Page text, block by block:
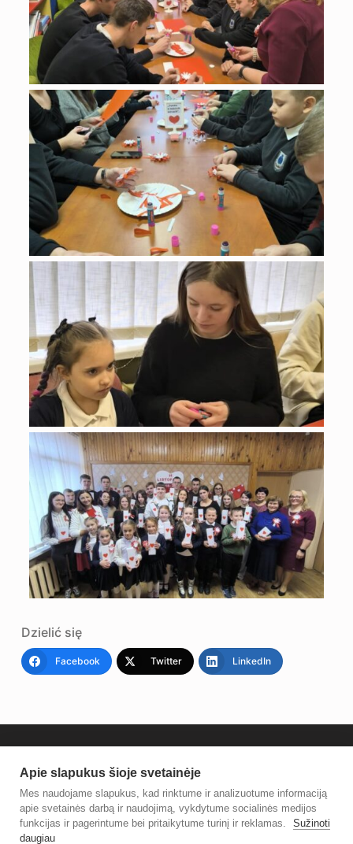
Dzielić się
Facebook Twitter LinkedIn
Apie slapukus šioje svetainėje
Mes naudojame slapukus, kad rinktume ir analizuotume informaciją
apie svetainės darbą ir naudojimą, vykdytume socialinės medijos
funkcijas ir pagerintume bei pritaikytume turinį ir reklamas.
Sužinoti
daugiau